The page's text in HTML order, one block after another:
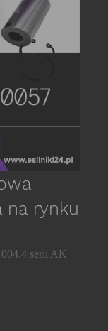
na rynku
serii AK